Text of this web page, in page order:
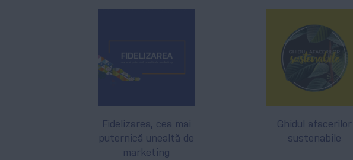
Fidelizarea, cea mai
puternică unealtă de
marketing
Ghidul afacerilor
sustenabile